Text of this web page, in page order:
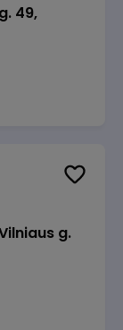
49,
g.